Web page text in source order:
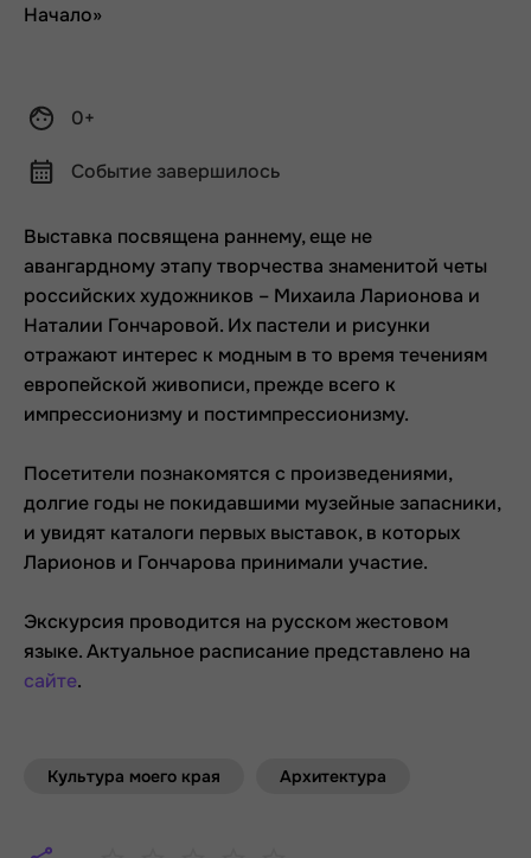
0+
Событие завершилось
Выставка посвящена раннему, еще не
авангардному этапу творчества знаменитой четы
российских художников – Михаила Ларионова и
Наталии Гончаровой. Их пастели и рисунки
отражают интерес к модным в то время течениям
европейской живописи, прежде всего к
импрессионизму и постимпрессионизму.
Посетители познакомятся с произведениями,
долгие годы не покидавшими музейные запасники,
и увидят каталоги первых выставок, в которых
Ларионов и Гончарова принимали участие.
Экскурсия проводится на русском жестовом
языке. Актуальное расписание представлено на
сайте.
Культура моего края Архитектура